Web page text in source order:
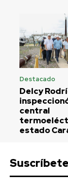
Destacado
Delcy
central
estado
Suscríbete